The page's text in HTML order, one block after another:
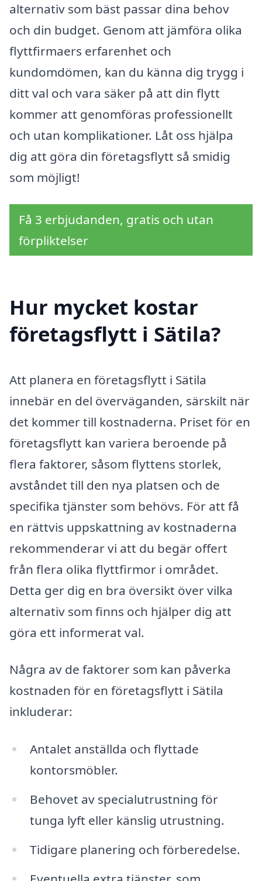
alternativ som bäst passar dina behov
och din budget. Genom att jämföra olika
flyttfirmaers erfarenhet och
kundomdömen, kan du känna dig trygg i
ditt val och vara säker på att din flytt
kommer att genomföras professionellt
och utan komplikationer. Låt oss hjälpa
dig att göra din företagsflytt så smidig
som möjligt!
Få 3 erbjudanden, gratis och utan
förpliktelser
Hur mycket kostar
företagsflytt i Sätila?
Att planera en företagsflytt i Sätila
innebär en del överväganden, särskilt när
det kommer till kostnaderna. Priset för en
företagsflytt kan variera beroende på
flera faktorer, såsom flyttens storlek,
avståndet till den nya platsen och de
specifika tjänster som behövs. För att få
en rättvis uppskattning av kostnaderna
rekommenderar vi att du begär offert
från flera olika flyttfirmor i området.
Detta ger dig en bra översikt över vilka
alternativ som finns och hjälper dig att
göra ett informerat val.
Några av de faktorer som kan påverka
kostnaden för en företagsflytt i Sätila
inkluderar:
Antalet anställda och flyttade
kontorsmöbler.
Behovet av specialutrustning för
tunga lyft eller känslig utrustning.
Tidigare planering och förberedelse.